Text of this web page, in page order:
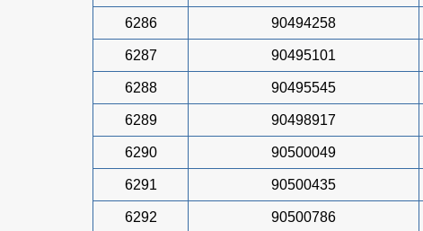
6286 90494258
6287 90495101
6288 90495545
6289 90498917
6290 90500049
6291 90500435
6292 90500786